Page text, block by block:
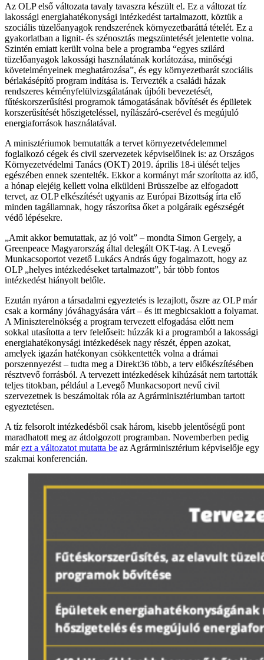
Az OLP első változata tavaly tavaszra készült el. Ez a változat tíz
lakossági energiahatékonysági intézkedést tartalmazott, köztük a
szociális tüzelőanyagok rendszerének környezetbaráttá tételét. Ez a
gyakorlatban a lignit- és szénosztás megszüntetését jelentette volna.
Szintén emiatt került volna bele a programba “egyes szilárd
tüzelőanyagok lakossági használatának korlátozása, minőségi
követelményeinek meghatározása”, és egy környezetbarát szociális
bérlakásépítő program indítása is. Tervezték a családi házak
rendszeres kéményfelülvizsgálatának újbóli bevezetését,
fűtéskorszerűsítési programok támogatásának bővítését és épületek
korszerűsítését hőszigeteléssel, nyílászáró-cserével és megújuló
energiaforrások használatával.
A minisztériumok bemutatták a tervet környezetvédelemmel
foglalkozó cégek és civil szervezetek képviselőinek is: az Országos
Környezetvédelmi Tanács (OKT) 2019. április 18-i ülését teljes
egészében ennek szentelték. Ekkor a kormányt már szorította az idő,
a hónap elejéig kellett volna elküldeni Brüsszelbe az elfogadott
tervet, az OLP elkészítését ugyanis az Európai Bizottság írta elő
minden tagállamnak, hogy rászorítsa őket a polgáraik egészségét
védő lépésekre.
„Amit akkor bemutattak, az jó volt” – mondta Simon Gergely, a
Greenpeace Magyarország által delegált OKT-tag. A Levegő
Munkacsoportot vezető Lukács András úgy fogalmazott, hogy az
OLP „helyes intézkedéseket tartalmazott”, bár több fontos
intézkedést hiányolt belőle.
Ezután nyáron a társadalmi egyeztetés is lezajlott, őszre az OLP már
csak a kormány jóváhagyására várt – és itt megbicsaklott a folyamat.
A Miniszterelnökség a program tervezett elfogadása előtt nem
sokkal utasította a terv felelőseit: húzzák ki a programból a lakossági
energiahatékonysági intézkedések nagy részét, éppen azokat,
amelyek igazán hatékonyan csökkentették volna a drámai
porszennyezést – tudta meg a Direkt36 több, a terv előkészítésében
résztvevő forrásból. A tervezett intézkedések kihúzását nem tartották
teljes titokban, például a Levegő Munkacsoport nevű civil
szervezetnek is beszámoltak róla az Agrárminisztériumban tartott
egyeztetésen.
A tíz felsorolt intézkedésből csak három, kisebb jelentőségű pont
maradhatott meg az átdolgozott programban. Novemberben pedig
márezt a változatot mutatta be az Agrárminisztérium képviselője egy
szakmai konferencián.